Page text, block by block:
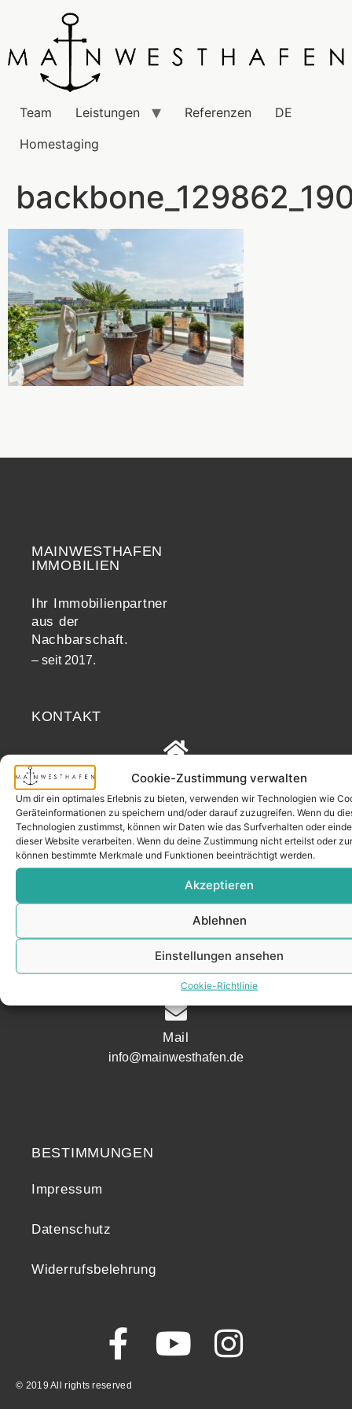
Cookie-Zustimmung verwalten
Um dir ein optimales Erlebnis zu bieten, verwenden wir Technologien wie
Geräteinformationen zu speichern und/oder darauf zuzugreifen. Wenn du
Technologien zustimmst, können wir Daten wie das Surfverhalten oder
dieser Website verarbeiten. Wenn du deine Zustimmung nicht erteilst oder
können bestimmte Merkmale und Funktionen beeinträchtigt werden.
Akzeptieren
Ablehnen
Einstellungen ansehen
Cookie-Richtlinie
Team Leistungen Referenzen
DE
Homestaging
MAINWESTHAFEN
IMMOBILIEN
Ihr Immobilienpartner
aus der
Nachbarschaft.
– seit 2017.
KONTAKT
Adresse
Mainwesthafen Immobilien Speicherstraße 5
60327 Frankfurt
069 200 218 41
Fax
069 200 218 42
Mail
info@mainwesthafen.de
BESTIMMUNGEN
Impressum
Datenschutz
Widerrufsbelehrung
© 2019 All rights reserved